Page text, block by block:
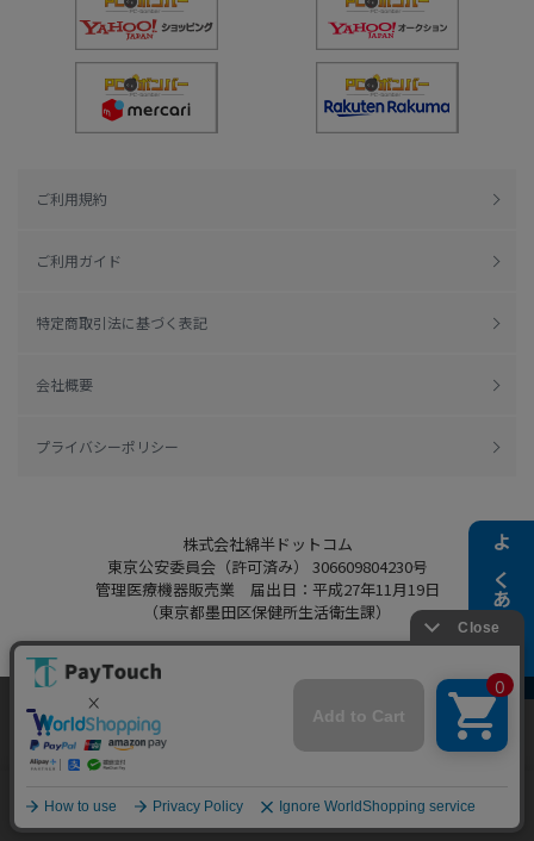
よくある質問
ご利用規約
ご利用ガイド
特定商取引法に基づく表記
会社概要
プライバシーポリシー
株式会社綿半ドットコム
東京公安委員会（許可済み） 306609804230号
管理医療機器販売業 届出日：平成27年11月19日
（東京都墨田区保健所生活衛生課）
Copyright 2022
Powered by Watahan Partners Co., Ltd.
当ウェブサイトでは、お客様により良いサービス
をご提供するため、クッキーを利用しています。
サイト利用を継続することにより、クッキーの使
細はこちら」をご覧ください。
同意する